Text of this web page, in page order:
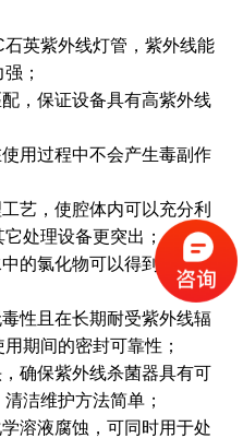
英紫外线灯管，紫外线能
；
，保证设备具有高紫外线
用过程中不会产生毒副作
艺，使腔体内可以充分利
处理设备更突出；
的氯化物可以得到有效降
性且在长期耐受紫外线辐
期间的密封可靠性；
确保紫外线杀菌器具有可
洁维护方法简单；
溶液腐蚀，可同时用于处